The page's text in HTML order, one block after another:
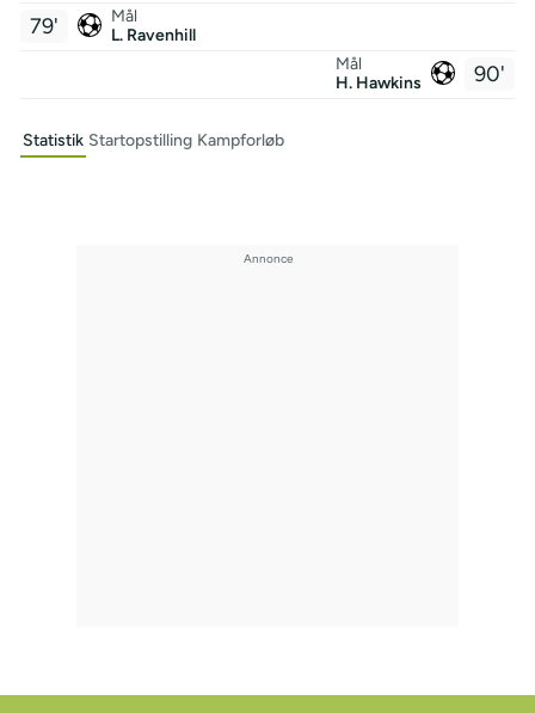
Mål
L. Ravenhill
79'
90'
Mål
H. Hawkins
Statistik Startopstilling Kampforløb